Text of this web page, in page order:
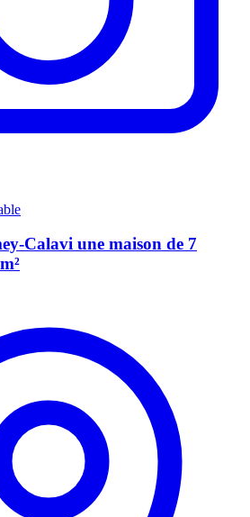
Calavi une maison de 7